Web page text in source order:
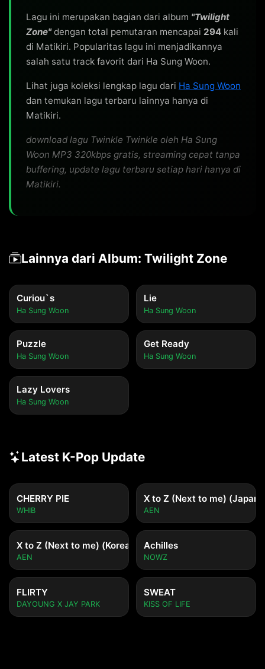
Lagu ini merupakan bagian dari album "Twilight
Zone"dengan total pemutaran mencapai 294 kali
di Matikiri. Popularitas lagu ini menjadikannya
salah satu track favorit dari Ha Sung Woon.
Lihat juga koleksi lengkap lagu dari Ha Sung Woon
dan temukan lagu terbaru lainnya hanya di
Matikiri.
download lagu Twinkle Twinkle oleh Ha Sung
Woon MP3 320kbps gratis, streaming cepat tanpa
buffering, update lagu terbaru setiap hari hanya di
Matikiri.
Lainnya dari Album: Twilight Zone
Curiou`s
Ha Sung Woon
Lie
Ha Sung Woon
Puzzle
Ha Sung Woon
Get Ready
Ha Sung Woon
Lazy Lovers
Ha Sung Woon
Latest K-Pop Update
CHERRY PIE
WHIB
X to Z (Next to me)
AEN
X to Z (Next to me) (Korean ver.)
AEN
Achilles
NOWZ
FLIRTY
DAYOUNG X JAY PARK
SWEAT
KISS OF LIFE